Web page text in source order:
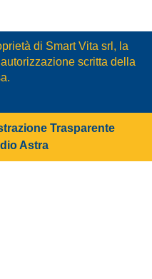
di Smart Vita srl, la
scritta della
Trasparente
Astra